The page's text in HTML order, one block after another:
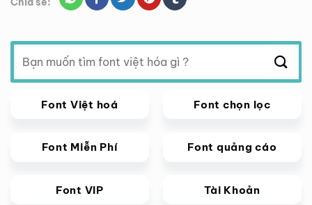
Tìm
kiếm:
Font Việt hoá Font chọn lọc
Font Miễn Phí Font quảng cáo
Font VIP Tài Khoản